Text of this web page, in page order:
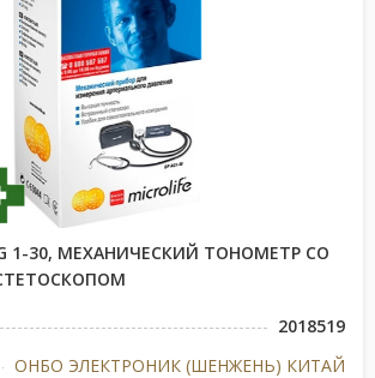
1-30, МЕХАНИЧЕСКИЙ ТОНОМЕТР СО
2018519
ОНБО ЭЛЕКТРОНИК (ШЕНЖЕНЬ) КИТАЙ